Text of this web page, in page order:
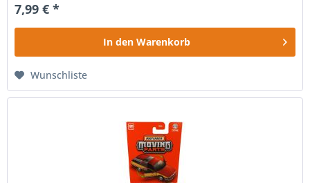
7,99 € *
In den Warenkorb
Wunschliste